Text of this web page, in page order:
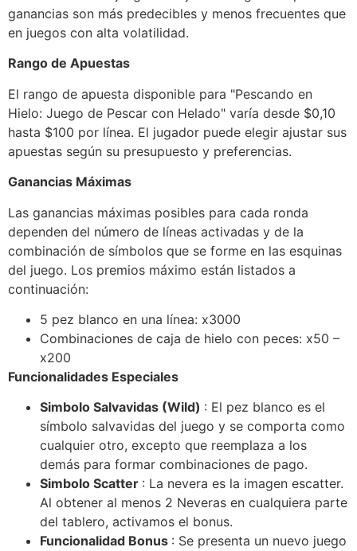
ganancias son más predecibles y menos frecuentes que
en juegos con alta volatilidad.
Rango de Apuestas
El rango de apuesta disponible para "Pescando en
Hielo: Juego de Pescar con Helado" varía desde $0,10
hasta $100 por línea. El jugador puede elegir ajustar sus
apuestas según su presupuesto y preferencias.
Ganancias Máximas
Las ganancias máximas posibles para cada ronda
dependen del número de líneas activadas y de la
combinación de símbolos que se forme en las esquinas
del juego. Los premios máximo están listados a
continuación:
5 pez blanco en una línea: x3000
Combinaciones de caja de hielo con peces: x50 –
x200
Funcionalidades Especiales
Simbolo Salvavidas (Wild) : El pez blanco es el
símbolo salvavidas del juego y se comporta como
cualquier otro, excepto que reemplaza a los
demás para formar combinaciones de pago.
Simbolo Scatter : La nevera es la imagen escatter.
Al obtener al menos 2 Neveras en cualquiera parte
del tablero, activamos el bonus.
Funcionalidad Bonus : Se presenta un nuevo juego